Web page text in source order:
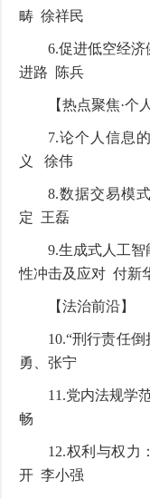
畴 徐祥民
6.促进低空经
进路 陈兵
【热点聚焦·个
7.论个人信息
义 徐伟
8.数据交易模
定 王磊
9.生成式人工
性冲击及应对 付新
【法治前沿】
10.“刑行责任
勇、张宁
11.党内法规学
畅
12.权利与权力
开 李小强